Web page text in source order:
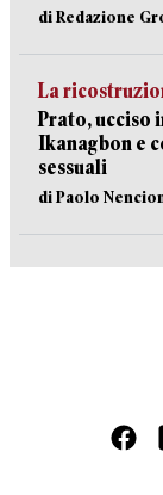
di Redazione
La
Prato, ucciso
Ikanagbon e
sessuali
di Paolo